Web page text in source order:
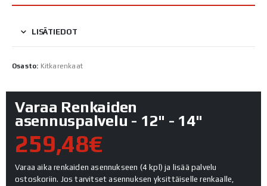
LISÄTIEDOT
Osasto: Kitkarenkaat
Varaa Renkaiden
asennuspalvelu - 12" - 14"
259,48€
Varaa aika renkaiden asennukseen (4 kpl) ja lisää palvelu
ostoskoriin. Jos tarvitset asennuksen yksittäiselle renkaalle,